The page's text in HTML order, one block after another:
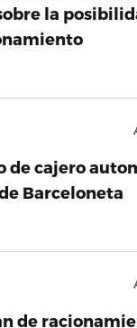
la
de cajero
Barceloneta
de